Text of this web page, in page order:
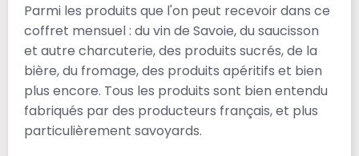
Parmi les produits que l'on peut recevoir dans ce
coffret mensuel : du vin de Savoie, du saucisson
et autre charcuterie, des produits sucrés, de la
bière, du fromage, des produits apéritifs et bien
plus encore. Tous les produits sont bien entendu
fabriqués par des producteurs français, et plus
particulièrement savoyards.